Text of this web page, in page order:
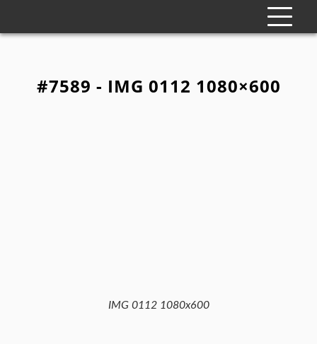
#7589 - IMG 0112 1080×600
IMG 0112 1080x600